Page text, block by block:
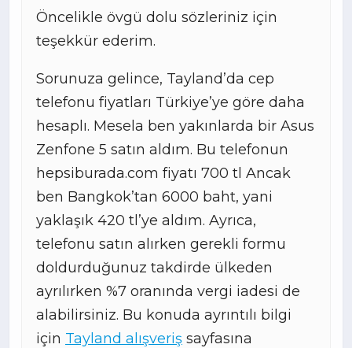
Öncelikle övgü dolu sözleriniz için
teşekkür ederim.
Sorunuza gelince, Tayland’da cep
telefonu fiyatları Türkiye’ye göre daha
hesaplı. Mesela ben yakınlarda bir Asus
Zenfone 5 satın aldım. Bu telefonun
hepsiburada.com fiyatı 700 tl Ancak
ben Bangkok’tan 6000 baht, yani
yaklaşık 420 tl’ye aldım. Ayrıca,
telefonu satın alırken gerekli formu
doldurduğunuz takdirde ülkeden
ayrılırken %7 oranında vergi iadesi de
alabilirsiniz. Bu konuda ayrıntılı bilgi
için Tayland alışveriş sayfasına